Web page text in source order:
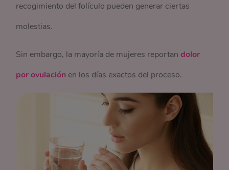
recogimiento del folículo pueden generar ciertas
molestias.
Sin embargo, la mayoría de mujeres reportandolor
por ovulación en los días exactos del proceso.